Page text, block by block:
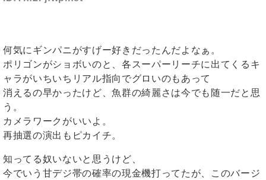
何気にギンパニがすげー好きだったんだよなぁ。
ポリゴンがショボいのと、各スーパーリーチに出てくるキ
ャラがいちいちリアル指向でグロいのもあって
消えるの早かったけど、魚群の綺麗さは今でも随一だと思
う。
カメラワークがいいよ。
再抽選の演出もピカイチ。
知ってる奴いないと思うけど、
今でいう甘デジ帯の確率の現金機打ってたが、このバージ